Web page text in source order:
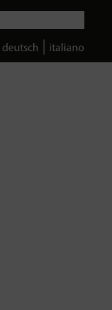
deutsch italiano